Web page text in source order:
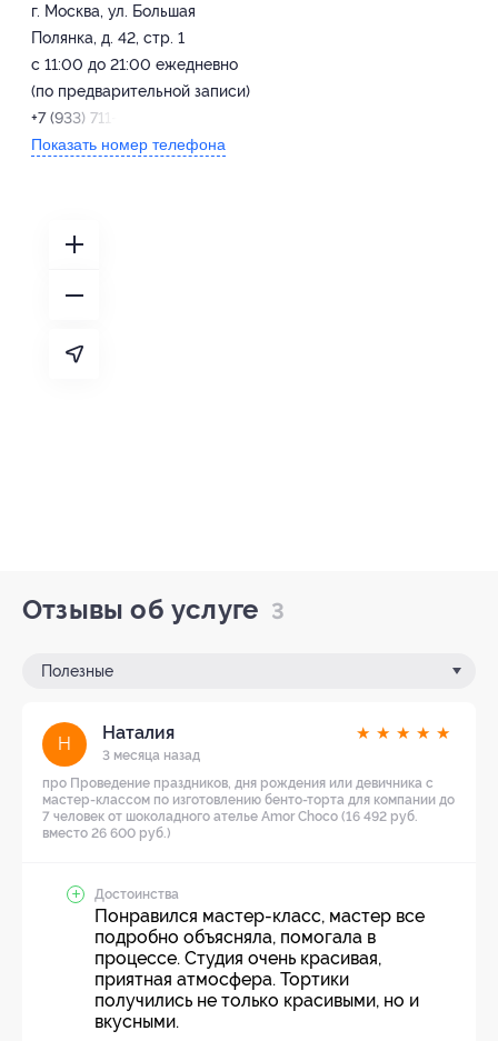
г. Москва, ул. Большая
Полянка, д. 42, стр. 1
с 11:00 до 21:00 ежедневно
(по предварительной записи)
+7 (933) 711-94-60
Показать номер телефона
Отзывы об услуге 3
Полезные
Н
Наталия
3 месяца назад
★ ★ ★ ★ ★
про Проведение праздников, дня рождения или девичника с
мастер-классом по изготовлению бенто-торта для компании до
7 человек от шоколадного ателье Amor Choco (16 492 руб.
вместо 26 600 руб.)
Достоинства
Понравился мастер-класс, мастер все
подробно объясняла, помогала в
процессе. Студия очень красивая,
приятная атмосфера. Тортики
получились не только красивыми, но и
вкусными.